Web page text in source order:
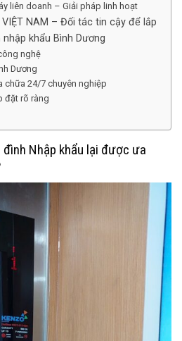
liên doanh – Giải pháp linh hoạt
VIỆT NAM – Đối tác tin cậy để lắp
khẩu Bình Dương
nghệ
Dương
chữa 24/7 chuyên nghiệp
đặt rõ ràng
đình Nhập khẩu lại được ưa